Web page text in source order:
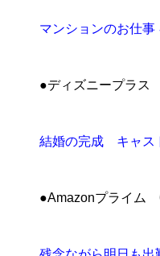
マンションのお仕
●ディズニープラス
結婚の完成 キャス
●Amazonプライム